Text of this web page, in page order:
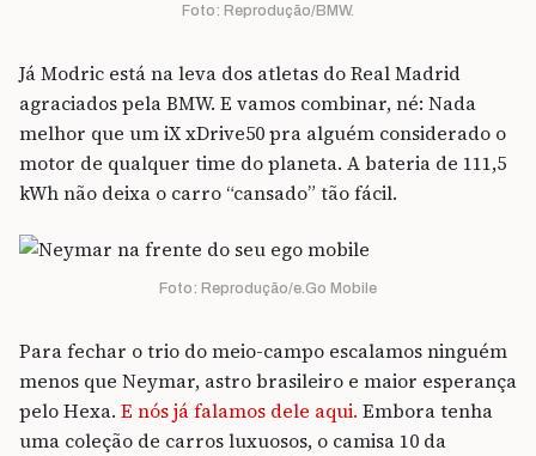
Foto: Reprodução/BMW.
Já Modric está na leva dos atletas do Real Madrid
agraciados pela BMW. E vamos combinar, né: Nada
melhor que um iX xDrive50 pra alguém considerado o
motor de qualquer time do planeta. A bateria de 111,5
kWh não deixa o carro “cansado” tão fácil.
Foto: Reprodução/e.Go Mobile
Para fechar o trio do meio-campo escalamos ninguém
menos que Neymar, astro brasileiro e maior esperança
pelo Hexa. E nós já falamos dele aqui. Embora tenha
uma coleção de carros luxuosos, o camisa 10 da